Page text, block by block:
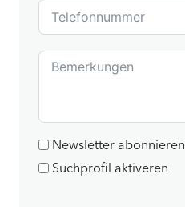
Newsletter abonnieren
Suchprofil aktiveren